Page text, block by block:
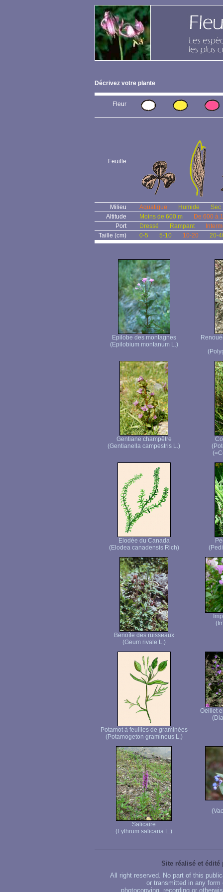
Décrivez votre plante
Fleur
Feuille
Milieu Aquatique Humide
Sec
Altitude
Moins de 600 m
De 600 à
Port
Dressé Rampant
Taille (cm)
0-5 5-10 10-20 20-
Epilobe des montagnes
(Epilobium montanum L.)
Gentiane champêtre
(Gentianella campestris L.)
Elodée du Canada
(Elodea canadensis Rich)
Benoîte des ruisseaux
(Geum rivale L.)
Potamot à feuilles de graminées
(Potamogeton gramineus L.)
Oeillet
Salicaire
(Lythrum salicaria L.)
Site réalisé et édité
All right reserved. No part of this
or transmitted in any
photocopying, recording or